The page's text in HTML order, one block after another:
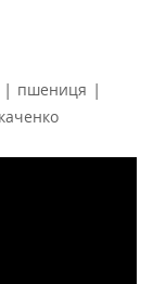
| пшениця |